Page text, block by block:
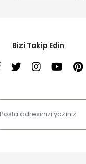
Bizi Takip Edin